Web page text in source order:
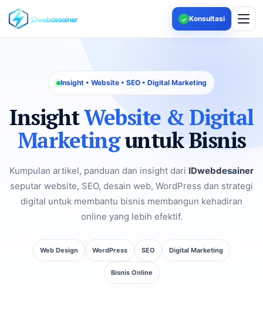
✓ Konsultasi
Insight • Website • SEO • Digital Marketing
InsightWebsite & Digital
Marketinguntuk Bisnis
Kumpulan artikel, panduan dan insight dari IDwebdesainer
seputar website, SEO, desain web, WordPress dan strategi
digital untuk membantu bisnis membangun kehadiran
online yang lebih efektif.
Web Design WordPress SEO Digital Marketing
Bisnis Online